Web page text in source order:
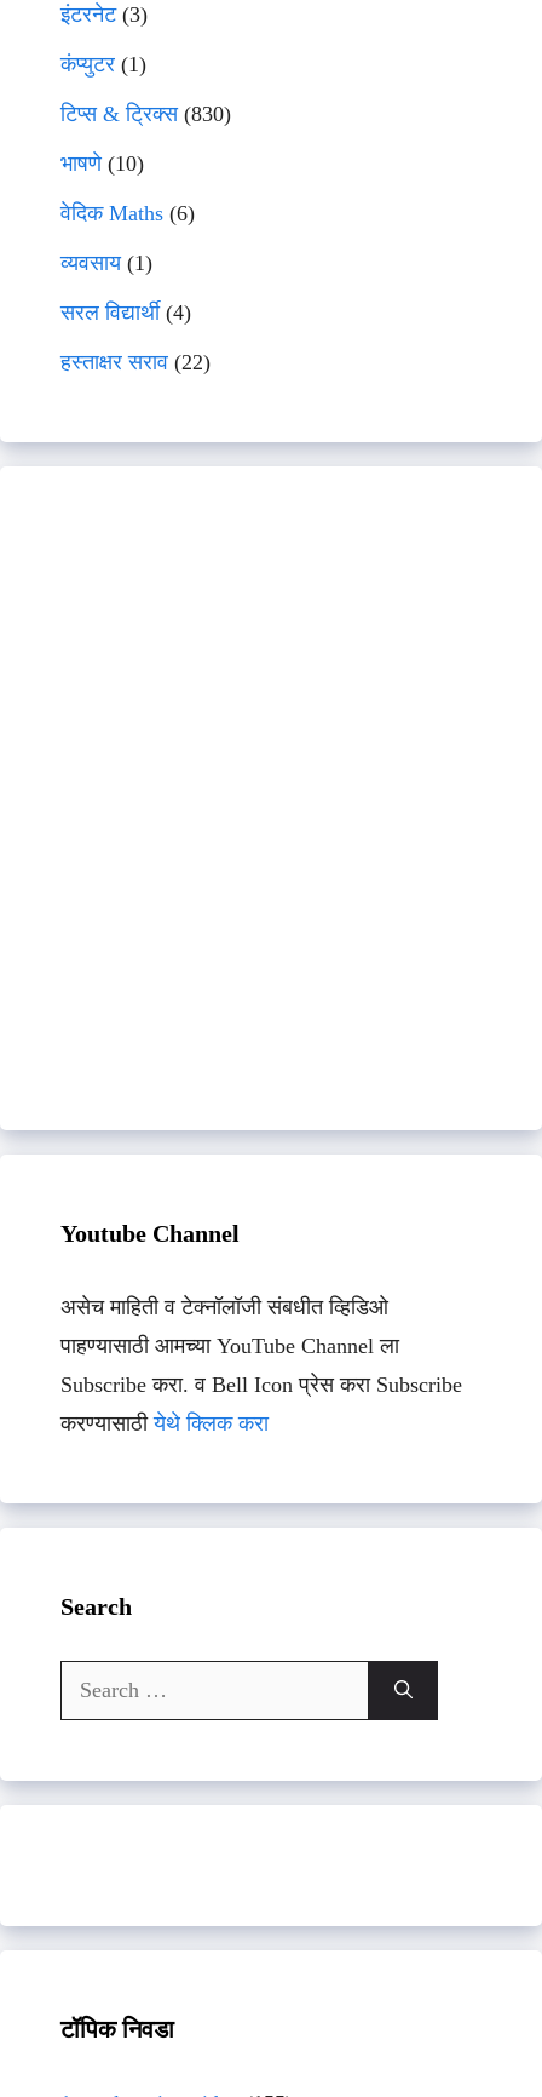
इंटरनेट(3)
कंप्युटर (1)
टिप्स & ट्रिक्स(830)
भाषणे(10)
वेदिक Maths (6)
व्यवसाय(1)
सरल विद्यार्थी(4)
हस्ताक्षर सराव (22)
Youtube Channel
असेच माहिती व टेक्नॉलॉजी संबधीत व्हिडिओ
पाहण्यासाठी आमच्या YouTube Channel ला
Subscribe करा. व Bell Icon प्रेस करा Subscribe
करण्यासाठीयेथे क्लिक करा
Search
Search
for:
टॉपिक निवडा